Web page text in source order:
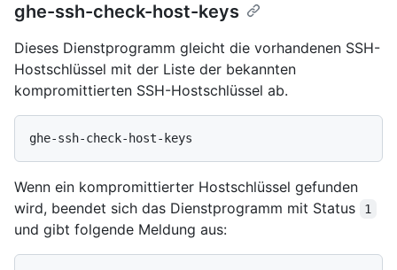
ghe-ssh-check-host-keys
Dieses Dienstprogramm gleicht die vorhandenen SSH-
Hostschlüssel mit der Liste der bekannten
kompromittierten SSH-Hostschlüssel ab.
Wenn ein kompromittierter Hostschlüssel gefunden
wird, beendet sich das Dienstprogramm mit Status
1
und gibt folgende Meldung aus: